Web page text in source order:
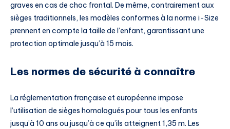
graves en cas de choc frontal. De même, contrairement aux
sièges traditionnels, les modèles conformes à la norme i-Size
prennent en compte la taille de l’enfant, garantissant une
protection optimale jusqu’à 15 mois.
Les normes de sécurité à connaître
La réglementation française et européenne impose
l’utilisation de sièges homologués pour tous les enfants
jusqu’à 10 ans ou jusqu’à ce qu’ils atteignent 1,35 m. Les